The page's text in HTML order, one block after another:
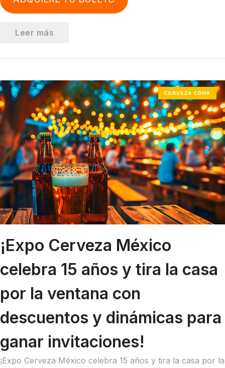
Leer más
CERVEZA CDMX
¡Expo Cerveza México
celebra 15 años y tira la casa
por la ventana con
descuentos y dinámicas para
ganar invitaciones!
¡Expo Cerveza México celebra 15 años y tira la casa por la